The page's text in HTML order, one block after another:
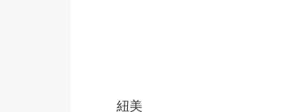
紐美